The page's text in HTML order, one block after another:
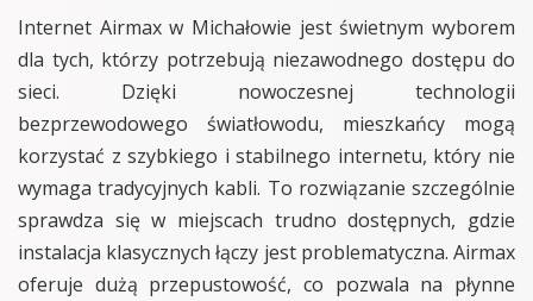
Internet Airmax w Michałowie jest świetnym wyborem
dla tych, którzy potrzebują niezawodnego dostępu do
sieci. Dzięki nowoczesnej technologii
bezprzewodowego światłowodu, mieszkańcy mogą
korzystać z szybkiego i stabilnego internetu, który nie
wymaga tradycyjnych kabli. To rozwiązanie szczególnie
sprawdza się w miejscach trudno dostępnych, gdzie
instalacja klasycznych łączy jest problematyczna. Airmax
oferuje dużą przepustowość, co pozwala na płynne